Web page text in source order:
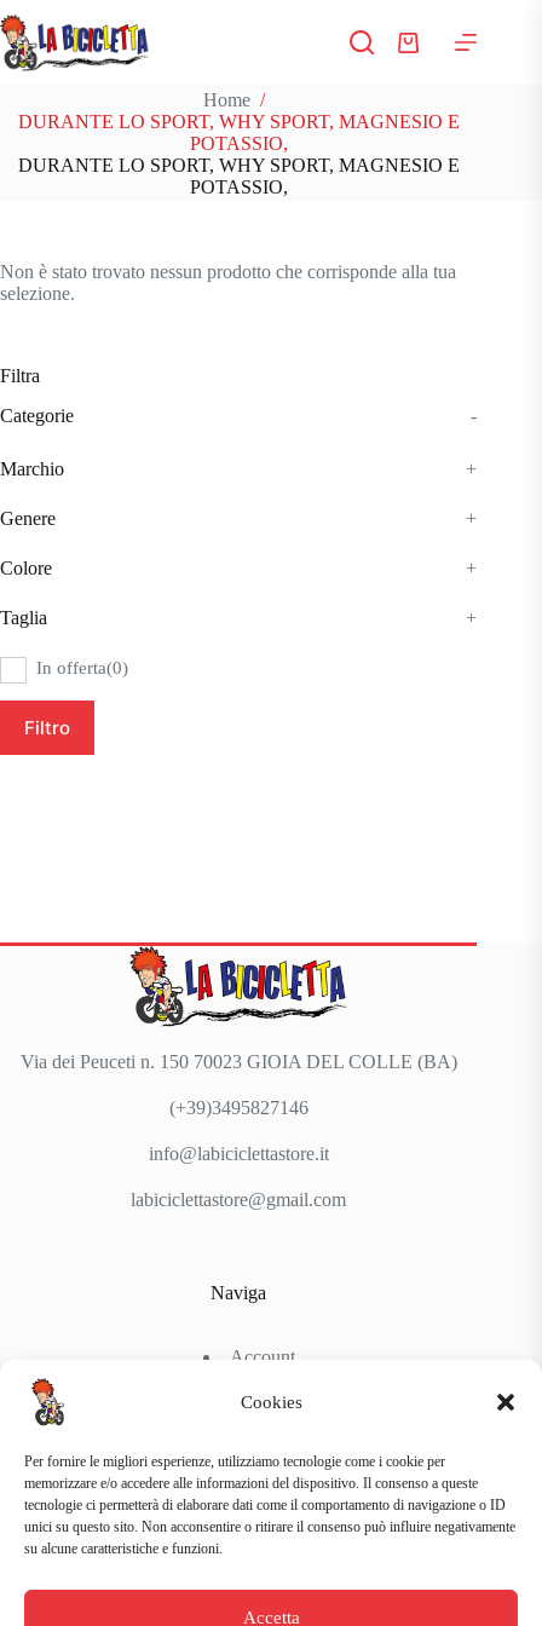
Cookies
Per fornire le migliori esperienze, utilizziamo tecnologie come i cookie per
memorizzare e/o accedere alle informazioni del dispositivo. Il consenso a queste
tecnologie ci permetterà di elaborare dati come il comportamento di navigazione o ID
unici su questo sito. Non acconsentire o ritirare il consenso può influire negativamente
su alcune caratteristiche e funzioni.
Accetta
al
contenuto
Carrello
Home /
DURANTE LO SPORT, WHY SPORT, MAGNESIO E
POTASSIO,
DURANTE LO SPORT, WHY SPORT, MAGNESIO E
POTASSIO,
Non è stato trovato nessun prodotto che corrisponde alla tua
selezione.
Filtra
Categorie
-
Marchio +
Genere +
Colore +
Taglia +
In offerta(0)
Filtro
Via dei Peuceti n. 150 70023 GIOIA DEL COLLE (BA)
(+39)3495827146
info@labiciclettastore.it
labiciclettastore@gmail.com
Naviga
Account
Chi Siamo
Link Utili